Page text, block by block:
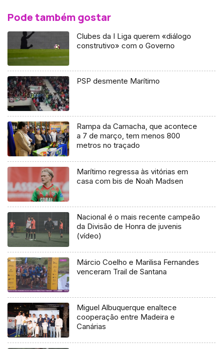
Pode também gostar
Clubes da I Liga querem «diálogo
construtivo» com o Governo
PSP desmente Marítimo
Rampa da Camacha, que acontece
a 7 de março, tem menos 800
metros no traçado
Marítimo regressa às vitórias em
casa com bis de Noah Madsen
Nacional é o mais recente campeão
da Divisão de Honra de juvenis
(vídeo)
Márcio Coelho e Marilisa Fernandes
venceram Trail de Santana
Miguel Albuquerque enaltece
cooperação entre Madeira e
Canárias